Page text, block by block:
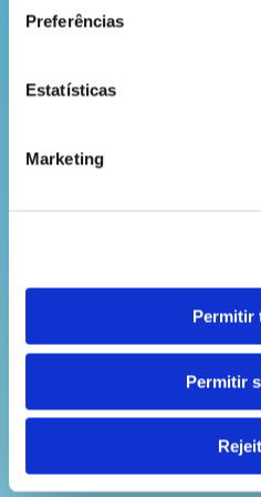
Preferências
Estatísticas
Marketing
Permitir
Permitir